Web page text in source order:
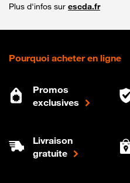
Plus d'infos sur escda.fr
Pourquoi acheter en ligne
Promos
exclusives
Livraison
gratuite